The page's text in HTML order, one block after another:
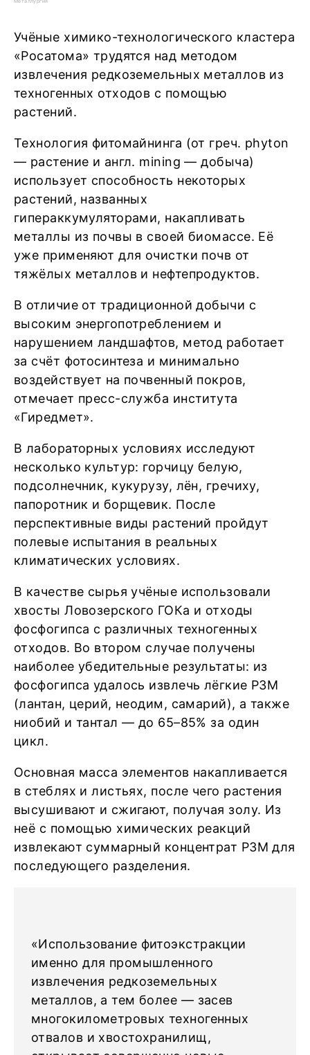
Учёные химико-технологического кластера
«Росатома» трудятся над методом
извлечения редкоземельных металлов из
техногенных отходов с помощью
растений.
Технология фитомайнинга (от греч. phyton
— растение и англ. mining — добыча)
использует способность некоторых
растений, названных
гипераккумуляторами, накапливать
металлы из почвы в своей биомассе. Её
уже применяют для очистки почв от
тяжёлых металлов и нефтепродуктов.
В отличие от традиционной добычи с
высоким энергопотреблением и
нарушением ландшафтов, метод работает
за счёт фотосинтеза и минимально
воздействует на почвенный покров,
отмечает пресс-служба института
«Гиредмет».
В лабораторных условиях исследуют
несколько культур: горчицу белую,
подсолнечник, кукурузу, лён, гречиху,
папоротник и борщевик. После
перспективные виды растений пройдут
полевые испытания в реальных
климатических условиях.
В качестве сырья учёные использовали
хвосты Ловозерского ГОКа и отходы
фосфогипса с различных техногенных
отходов. Во втором случае получены
наиболее убедительные результаты: из
фосфогипса удалось извлечь лёгкие РЗМ
(лантан, церий, неодим, самарий), а также
ниобий и тантал — до 65–85% за один
цикл.
Основная масса элементов накапливается
в стеблях и листьях, после чего растения
высушивают и сжигают, получая золу. Из
неё с помощью химических реакций
извлекают суммарный концентрат РЗМ для
последующего разделения.
«Использование фитоэкстракции
именно для промышленного
извлечения редкоземельных
металлов, а тем более — засев
многокилометровых техногенных
отвалов и хвостохранилищ,